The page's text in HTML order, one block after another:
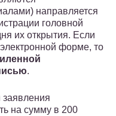
направляется
головной
их открытия. Если
форме, то
.
на сумму в 200